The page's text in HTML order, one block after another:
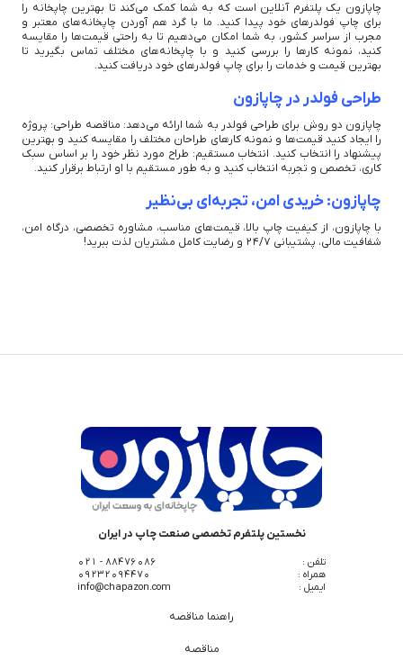
چاپازون یک پلتفرم آنلاین است که به شما کمک می‌کند تا بهترین چاپخانه را
برای چاپ فولدرهای خود پیدا کنید. ما با گرد هم آوردن چاپخانه‌های معتبر و
مجرب از سراسر کشور، به شما امکان می‌دهیم تا به راحتی قیمت‌ها را مقایسه
کنید، نمونه کارها را بررسی کنید و با چاپخانه‌های مختلف تماس بگیرید تا
بهترین قیمت و خدمات را برای چاپ فولدرهای خود دریافت کنید.
طراحی فولدر در چاپازون
چاپازون دو روش برای طراحی فولدر به شما ارائه می‌دهد: مناقصه طراحی: پروژه
را ایجاد کنید قیمت‌ها و نمونه کارهای طراحان مختلف را مقایسه کنید و بهترین
پیشنهاد را انتخاب کنید. انتخاب مستقیم: طراح مورد نظر خود را بر اساس سبک
کاری، تخصص و تجربه انتخاب کنید و به طور مستقیم با او ارتباط برقرار کنید.
چاپازون: خریدی امن، تجربه‌ای بی‌نظیر
با چاپازون، از کیفیت چاپ بالا، قیمت‌های مناسب، مشاوره تخصصی، درگاه امن،
شفافیت مالی، پشتیبانی 24/7 و رضایت کامل مشتریان لذت ببرید!
نخستین پلتفرم تخصصی صنعت چاپ در ایران
تلفن :
88476086 - 021
همراه :
09232094470
ایمیل :
info@chapazon.com
راهنما مناقصه
مناقصه